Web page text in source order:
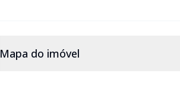
Mapa do imóvel